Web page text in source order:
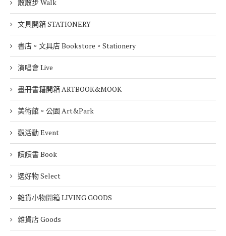
散散步 Walk
文具開箱 STATIONERY
書店。文具店 Bookstore。Stationery
演唱會 Live
畫冊書籍開箱 ARTBOOK&MOOK
美術館。公園 Art&Park
觀活動 Event
讀讀書 Book
選好物 Select
雜貨小物開箱 LIVING GOODS
雜貨店 Goods